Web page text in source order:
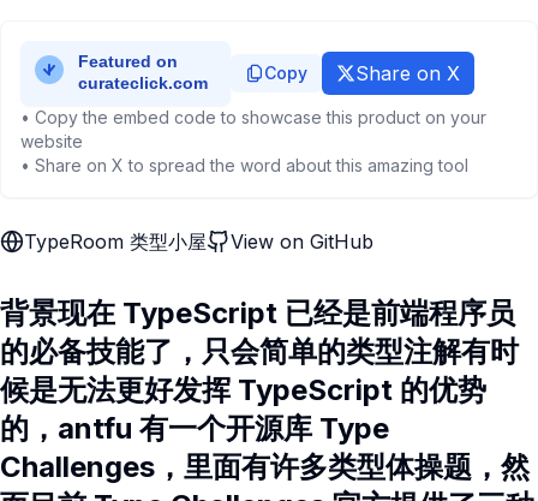
Copy Share on X
• Copy the embed code to showcase this product on your
website
• Share on X to spread the word about this amazing tool
TypeRoom 类型小屋 View on GitHub
背景现在 TypeScript 已经是前端程序员
的必备技能了，只会简单的类型注解有时
候是无法更好发挥 TypeScript 的优势
的，antfu 有一个开源库 Type
Challenges，里面有许多类型体操题，然